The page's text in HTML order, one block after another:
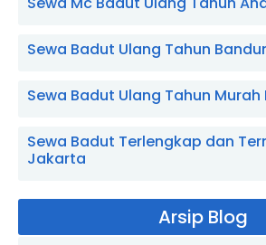
Sewa Badut Ulang Tahun
Sewa Badut Ulang Tahun Murah
Sewa Badut Terlengkap dan
Jakarta
Arsip Blog